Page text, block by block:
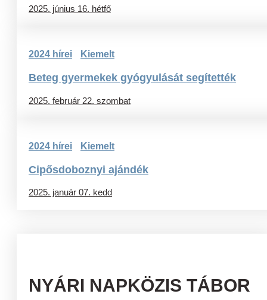
2025. június 16. hétfő
2024 hírei Kiemelt
Beteg gyermekek gyógyulását segítették
2025. február 22. szombat
2024 hírei Kiemelt
Cipősdoboznyi ajándék
2025. január 07. kedd
NYÁRI NAPKÖZIS TÁBOR